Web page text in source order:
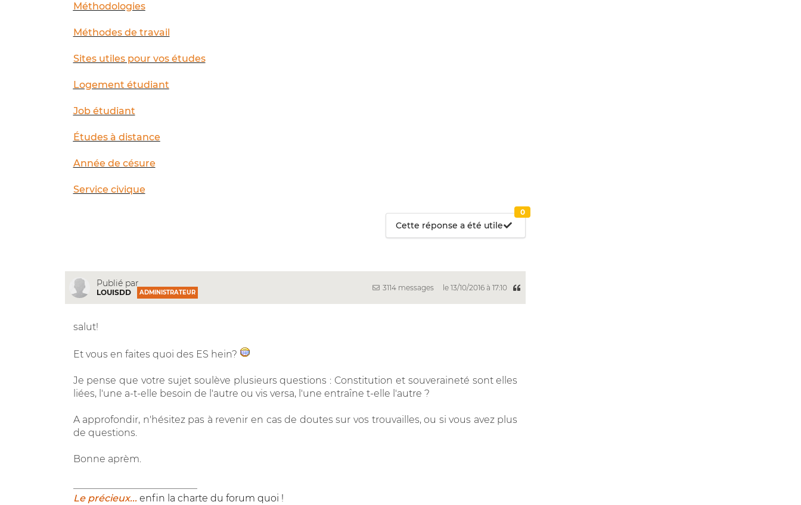
Méthodologies
Méthodes de travail
Sites utiles pour vos études
Logement étudiant
Job étudiant
Études à distance
Année de césure
Service civique
Cette réponse a été utile
0
Publié par
LOUISDD ADMINISTRATEUR
3114 messages le 13/10/2016 à 17:10
salut!
Et vous en faites quoi des ES hein?
Je pense que votre sujet soulève plusieurs questions : Constitution et souveraineté sont elles
liées, l'une a-t-elle besoin de l'autre ou vis versa, l'une entraîne t-elle l'autre ?
A approfondir, n'hésitez pas à revenir en cas de doutes sur vos trouvailles, ou si vous avez plus
de questions.
Bonne aprèm.
Le précieux... enfin la charte du forum quoi !